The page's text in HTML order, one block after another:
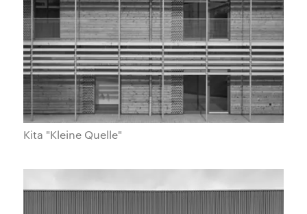
Kita "Kleine Quelle"